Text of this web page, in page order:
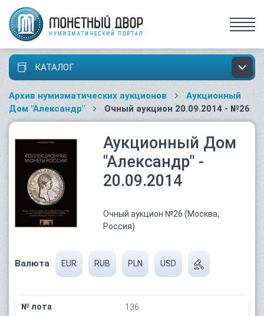
КАТАЛОГ
Архив нумизматических аукционов
Аукционный
Дом "Александр"
Очный аукцион 20.09.2014 - №26
Аукционный Дом
"Александр" -
20.09.2014
Очный аукцион №26 (Москва,
Россия)
Валюта EUR RUB PLN USD
№ лота 136